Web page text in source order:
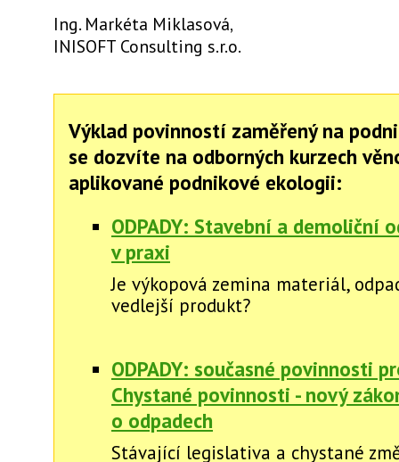
Ing. Markéta Miklasová,
INISOFT Consulting s.r.o.
Výklad povinností zaměřený na
se dozvíte na odborných kurzech
aplikované podnikové ekologii:
ODPADY: Stavební a demoliční
v praxi
Je výkopová zemina materiál,
vedlejší produkt?
ODPADY: současné povinnosti
Chystané povinnosti - nový
o odpadech
Stávající legislativa a chystané